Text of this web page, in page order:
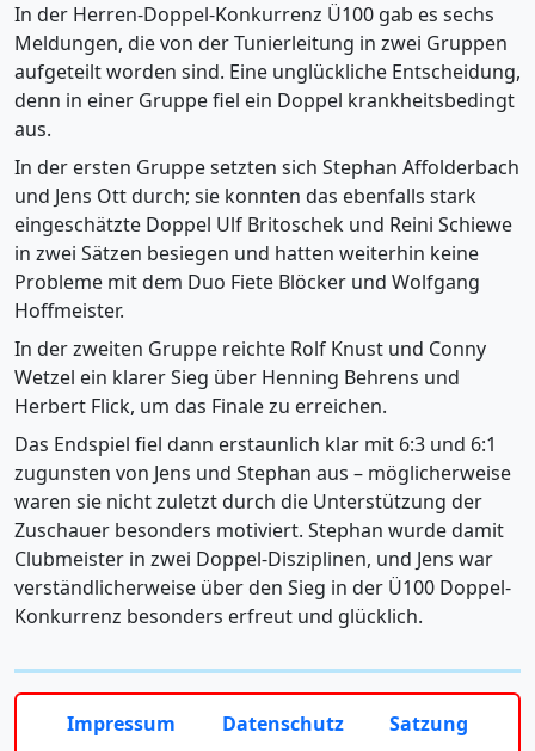
In der Herren-Doppel-Konkurrenz Ü100 gab es sechs
Meldungen, die von der Tunierleitung in zwei Gruppen
aufgeteilt worden sind. Eine unglückliche Entscheidung,
denn in einer Gruppe fiel ein Doppel krankheitsbedingt
aus.
In der ersten Gruppe setzten sich Stephan Affolderbach
und Jens Ott durch; sie konnten das ebenfalls stark
eingeschätzte Doppel Ulf Britoschek und Reini Schiewe
in zwei Sätzen besiegen und hatten weiterhin keine
Probleme mit dem Duo Fiete Blöcker und Wolfgang
Hoffmeister.
In der zweiten Gruppe reichte Rolf Knust und Conny
Wetzel ein klarer Sieg über Henning Behrens und
Herbert Flick, um das Finale zu erreichen.
Das Endspiel fiel dann erstaunlich klar mit 6:3 und 6:1
zugunsten von Jens und Stephan aus – möglicherweise
waren sie nicht zuletzt durch die Unterstützung der
Zuschauer besonders motiviert. Stephan wurde damit
Clubmeister in zwei Doppel-Disziplinen, und Jens war
verständlicherweise über den Sieg in der Ü100 Doppel-
Konkurrenz besonders erfreut und glücklich.
Impressum Datenschutz
Satzung